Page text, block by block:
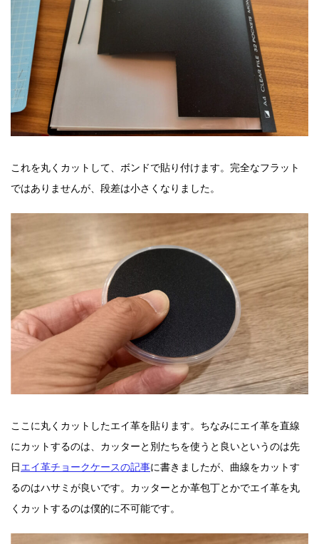
これを丸くカットして、ボンドで貼り付けます。完全なフラット
ではありませんが、段差は小さくなりました。
ここに丸くカットしたエイ革を貼ります。ちなみにエイ革を直線
にカットするのは、カッターと別たちを使うと良いというのは先
日 エイ革チョークケースの記事に書きましたが、曲線をカットす
るのはハサミが良いです。カッターとか革包丁とかでエイ革を丸
くカットするのは僕的に不可能です。